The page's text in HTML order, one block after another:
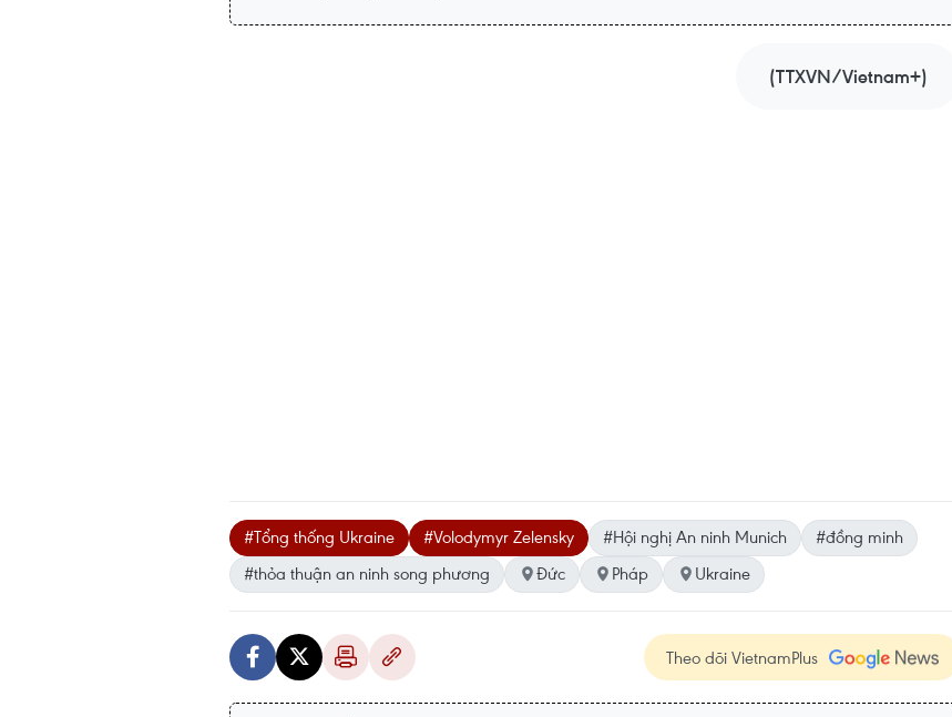
(TTXVN/Vietnam+)
#Tổng thống Ukraine #Volodymyr Zelensky #Hội nghị An ninh Munich
#đồng minh
#thỏa thuận an ninh song phương
Đức Pháp Ukraine
Theo dõi VietnamPlus